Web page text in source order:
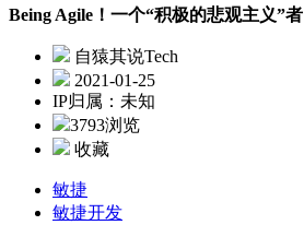
Being Agile！一个“积极的悲观主义”者
自猿其说Tech
2021-01-25
IP归属：未知
3793浏览
收藏
敏捷
敏捷开发